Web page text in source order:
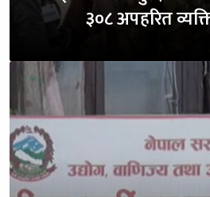
३०८ अपहरित